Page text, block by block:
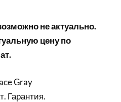
не актуально.
цену по
Gray
Гарантия.